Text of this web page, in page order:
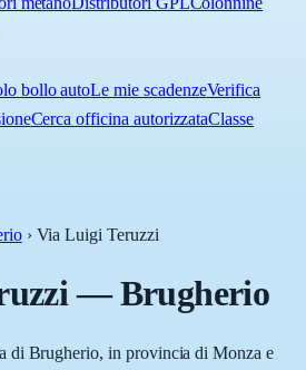
bollo autoLe mie scadenzeVerifica
Cerca officina autorizzataClasse
› Via Luigi Teruzzi
—Brugherio
di Brugherio, in provincia di Monza e